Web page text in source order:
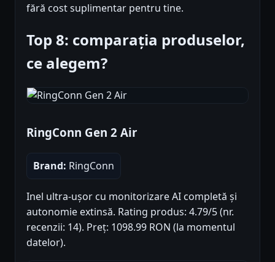
fără cost suplimentar pentru tine.
Top 8: comparația produselor,
ce alegem?
RingConn Gen 2 Air
Brand: RingConn
Inel ultra-ușor cu monitorizare AI completă și
autonomie extinsă. Rating produs: 4.79/5 (nr.
recenzii: 14). Preț: 1098.99 RON (la momentul
datelor).